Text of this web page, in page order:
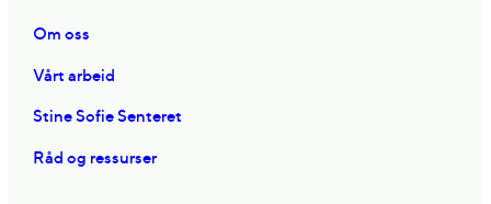
Om oss
Vårt arbeid
Stine Sofie Senteret
Råd og ressurser